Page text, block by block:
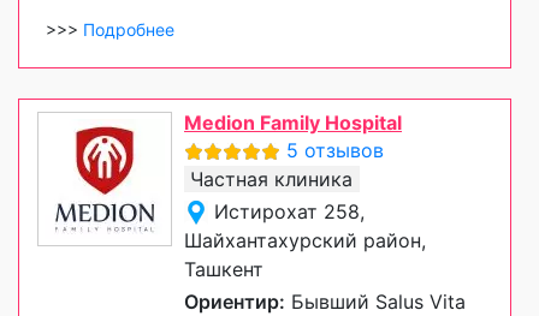
>>> Подробнее
Medion Family Hospital
5 отзывов
Частная клиника
Истирохат 258,
Шайхантахурский район,
Ташкент
Ориентир: Бывший Salus Vita